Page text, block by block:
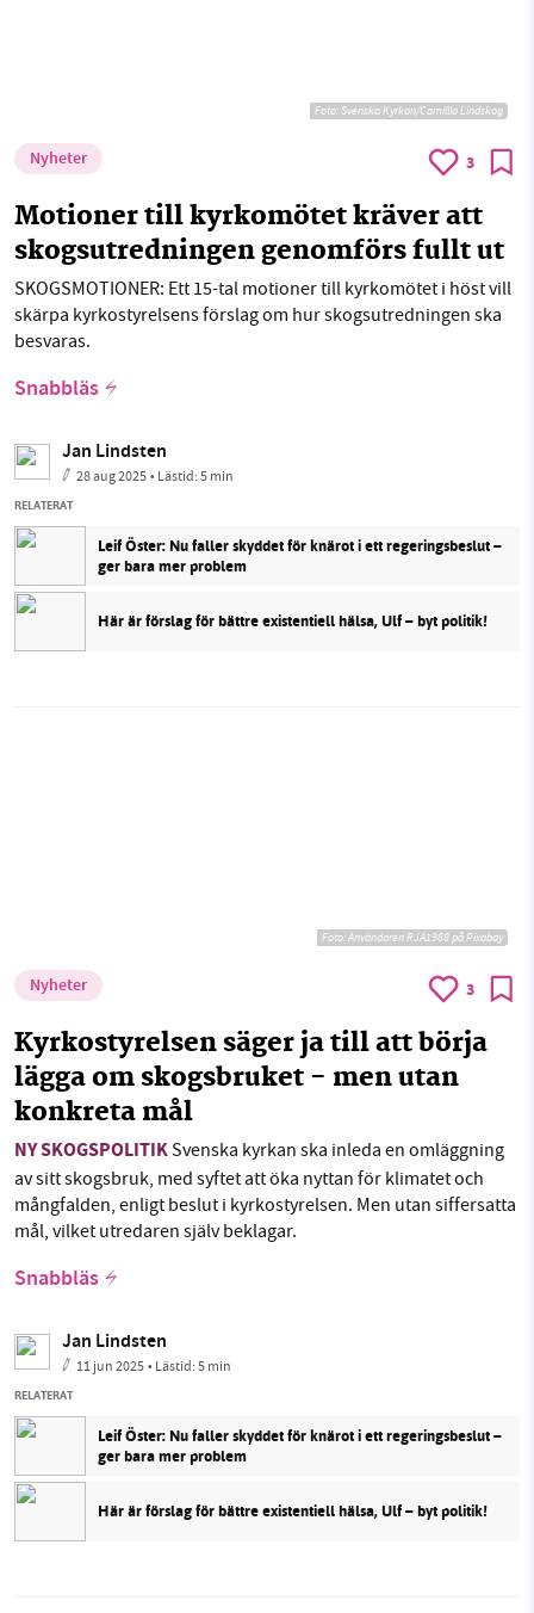
Foto: Svenska Kyrkan/Camillla Lindskog
Nyheter 3
Motioner till kyrkomötet kräver att
skogsutredningen genomförs fullt ut
SKOGSMOTIONER: Ett 15-tal motioner till kyrkomötet i höst vill
skärpa kyrkostyrelsens förslag om hur skogsutredningen ska
besvaras.
Snabbläs
Jan Lindsten
28 aug 2025• Lästid:5 min
RELATERAT
Leif Öster: Nu faller skyddet för knärot i ett regeringsbeslut –
ger bara mer problem
Här är förslag för bättre existentiell hälsa, Ulf – byt politik!
Foto:Användaren RJA1988 på Pixabay
Nyheter 3
Kyrkostyrelsen säger ja till att börja
lägga om skogsbruket - men utan
konkreta mål
NY SKOGSPOLITIKSvenska kyrkan ska inleda en omläggning
av sitt skogsbruk, med syftet att öka nyttan för klimatet och
mångfalden, enligt beslut i kyrkostyrelsen. Men utan siffersatta
mål, vilket utredaren själv beklagar.
Snabbläs
Jan Lindsten
11 jun 2025• Lästid:5 min
RELATERAT
Leif Öster: Nu faller skyddet för knärot i ett regeringsbeslut –
ger bara mer problem
Här är förslag för bättre existentiell hälsa, Ulf – byt politik!